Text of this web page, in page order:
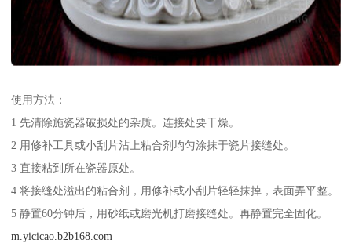
使用方法：
1 先清除施瓷器破损处的杂质。连接处要干燥。
2 用修补工具或小刮片沾上粘合剂均匀涂抹于瓷片接缝处。
3 直接粘到所在瓷器原处。
4 将接缝处溢出的粘合剂，用修补或小刮片轻轻抹掉，表面弄平整。
5 静置60分钟后，用砂纸或磨光机打磨接缝处。再静置完全固化。
m.yicicao.b2b168.com